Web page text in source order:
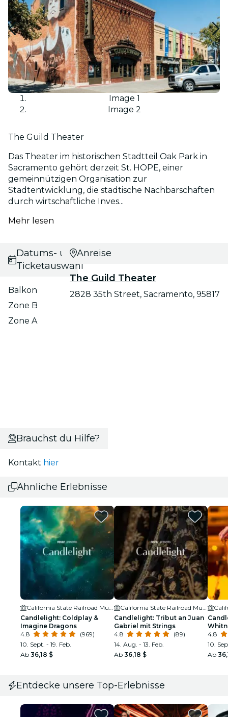
Image 1
Image 2
The Guild Theater
Das Theater im historischen Stadtteil Oak Park in
Sacramento gehört derzeit St. HOPE, einer
gemeinnützigen Organisation zur
Stadtentwicklung, die städtische Nachbarschaften
durch wirtschaftliche Inves...
Mehr lesen
Datums- und
Ticketauswahl
Balkon
Zone B
Zone A
Anreise
The Guild Theater
2828 35th Street, Sacramento, 95817
Brauchst du Hilfe?
Kontakt hier
Ähnliche Erlebnisse
Candlelight: Coldplay &
Imagine Dragons
4.8
(969)
10. Sept. - 19. Feb.
Ab 36,18 $
Candlelight: Tribut an Juan
Gabriel mit Strings
4.8
(89)
14. Aug. - 13. Feb.
Ab 36,18 $
4.8
10.
Ab
Entdecke unsere Top-Erlebnisse